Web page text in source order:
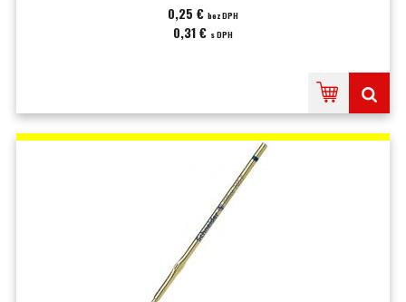
0,25 € bez DPH
0,31 € s DPH